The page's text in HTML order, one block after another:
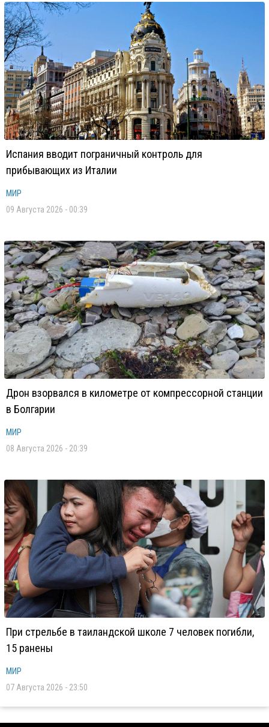
Испания вводит пограничный контроль для
прибывающих из Италии
МИР
09 Августа 2026 - 00:39
Дрон взорвался в километре от компрессорной станции
в Болгарии
МИР
08 Августа 2026 - 20:39
При стрельбе в таиландской школе 7 человек погибли,
15 ранены
МИР
07 Августа 2026 - 23:50